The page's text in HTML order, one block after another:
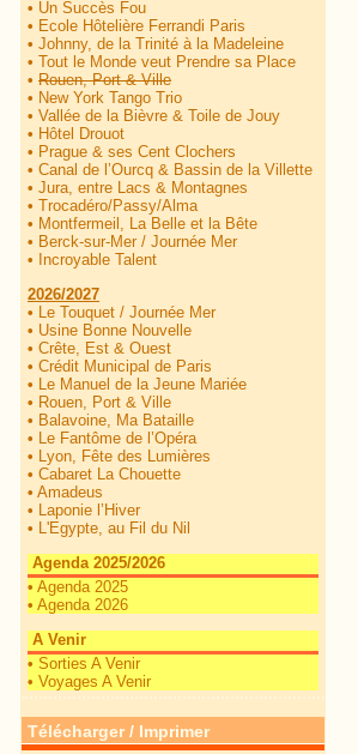
• Un Succès Fou
• Ecole Hôtelière Ferrandi Paris
• Johnny, de la Trinité à la Madeleine
• Tout le Monde veut Prendre sa Place
• Rouen, Port & Ville
• New York Tango Trio
• Vallée de la Bièvre & Toile de Jouy
• Hôtel Drouot
• Prague & ses Cent Clochers
• Canal de l’Ourcq & Bassin de la Villette
• Jura, entre Lacs & Montagnes
• Trocadéro/Passy/Alma
• Montfermeil, La Belle et la Bête
• Berck-sur-Mer / Journée Mer
•
Incroyable Talent
2026/2027
• Le Touquet / Journée Mer
• Usine Bonne Nouvelle
• Crête, Est & Ouest
• Crédit Municipal de Paris
• Le Manuel de la Jeune Mariée
• Rouen, Port & Ville
• Balavoine, Ma Bataille
• Le Fantôme de l’Opéra
• Lyon, Fête des Lumières
• Cabaret La Chouette
• Amadeus
• Laponie l’Hiver
• L'Egypte, au Fil du Nil
Agenda 2025/2026
• Agenda 2025
• Agenda 2026
A Venir
• Sorties A Venir
• Voyages A Venir
Télécharger / Imprimer